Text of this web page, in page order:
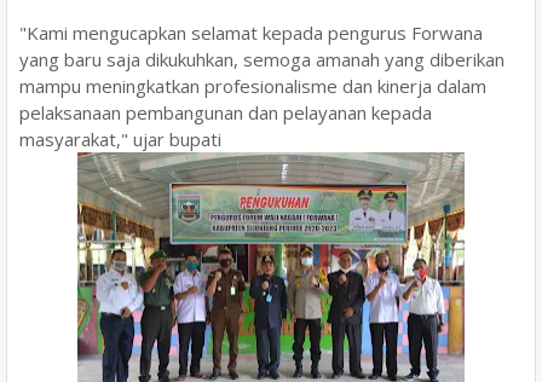
"Kami mengucapkan selamat kepada pengurus Forwana
yang baru saja dikukuhkan, semoga amanah yang diberikan
mampu meningkatkan profesionalisme dan kinerja dalam
pelaksanaan pembangunan dan pelayanan kepada
masyarakat," ujar bupati